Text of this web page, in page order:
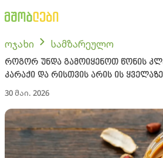
ოჯახი სამზარეულო
როგორ უნდა გამოიყენოთ წონის
კარაქი და რისთვის არის ის
30 მაი. 2026